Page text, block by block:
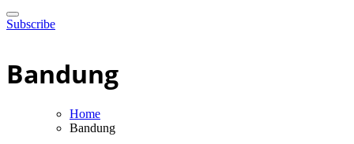
Subscribe
Bandung
Home
Bandung